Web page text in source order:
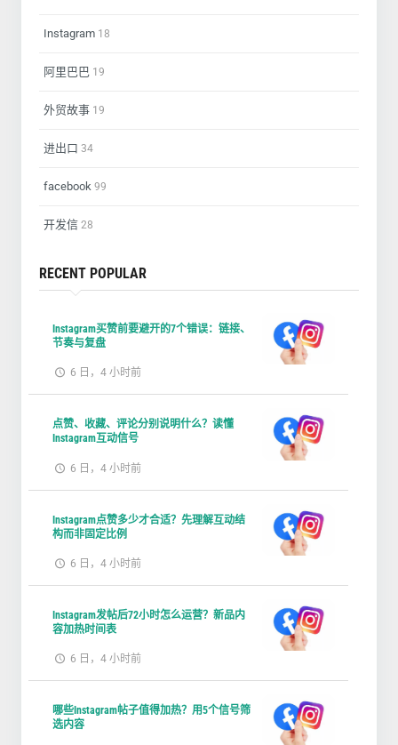
Instagram 18
阿里巴巴 19
外贸故事 19
进出口 34
facebook 99
开发信 28
RECENT POPULAR
Instagram买赞前要避开的7个错误：链接、
节奏与复盘
6 日，4 小时前
点赞、收藏、评论分别说明什么？读懂
Instagram互动信号
6 日，4 小时前
Instagram点赞多少才合适？先理解互动结
构而非固定比例
6 日，4 小时前
Instagram发帖后72小时怎么运营？新品内
容加热时间表
6 日，4 小时前
哪些Instagram帖子值得加热？用5个信号筛
选内容